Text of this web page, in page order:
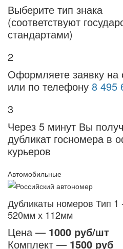
Выберите тип знака
(соответствуют
стандартами)
2
Оформляете заявку на
или по телефону 8 495
3
Через 5 минут Вы
дубликат госномера в
курьеров
Автомобильные
Дубликаты номеров Тип
520мм х 112мм
Цена — 1000 руб/шт
Комплект — 1500 руб